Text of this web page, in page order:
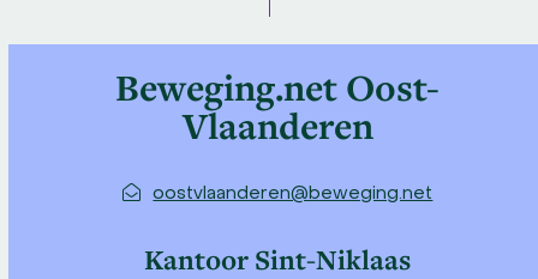
Beweging.net Oost-
Vlaanderen
oostvlaanderen@beweging.net
Kantoor Sint-Niklaas